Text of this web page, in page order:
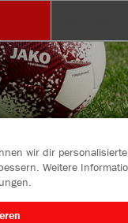
WINDECK
wir dir personalisierte
Weitere